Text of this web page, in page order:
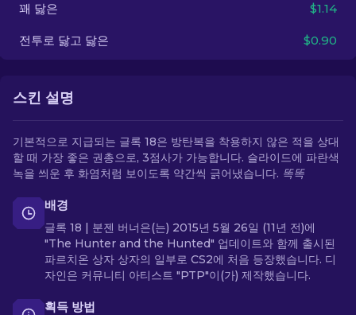
꽤 닳은 $1.14
전투로 닳고 닳은 $0.90
스킨 설명
기본적으로 지급되는 글록 18은 방탄복을 착용하지 않은 적을 상대
할 때 가장 좋은 권총으로, 3점사가 가능합니다. 슬라이드에 파란색
녹을 씌운 후 화염처럼 보이도록 약간씩 긁어냈습니다. 똑똑
배경
글록 18 | 분젠 버너은(는) 2015년 5월 26일 (11년 전)에
"The Hunter and the Hunted" 업데이트와 함께 출시된
파르치온 상자 상자의 일부로 CS2에 처음 등장했습니다. 디
자인은 커뮤니티 아티스트 "PTP"이(가) 제작했습니다.
획득 방법